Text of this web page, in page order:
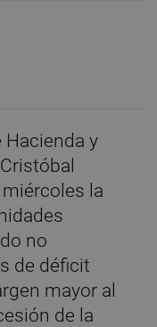
Hacienda y
la
no
de déficit
mayor al
de la